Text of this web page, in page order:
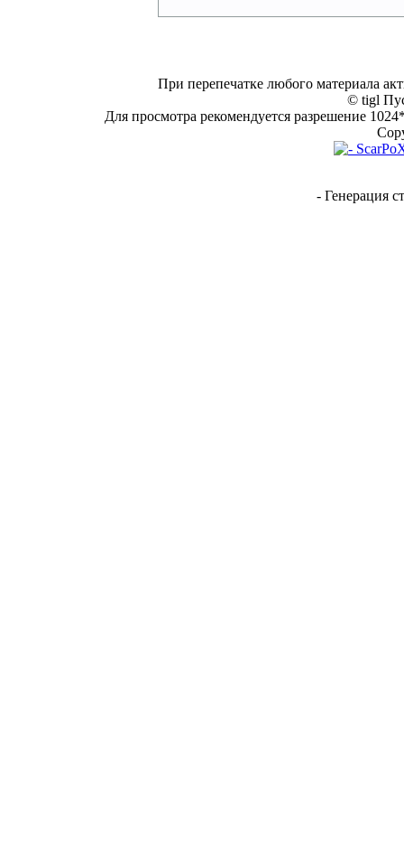
При перепечатке любого материала
© tigl
Для просмотра рекомендуется разрешение
- Генерация